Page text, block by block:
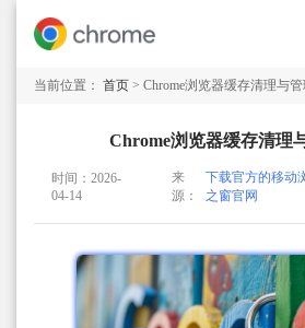
当前位置： 首页 > Chrome浏览器缓存清理与
Chrome浏览器缓存清理
时间：2026-
04-14
来
源：
下载官方的移动
之窗官网